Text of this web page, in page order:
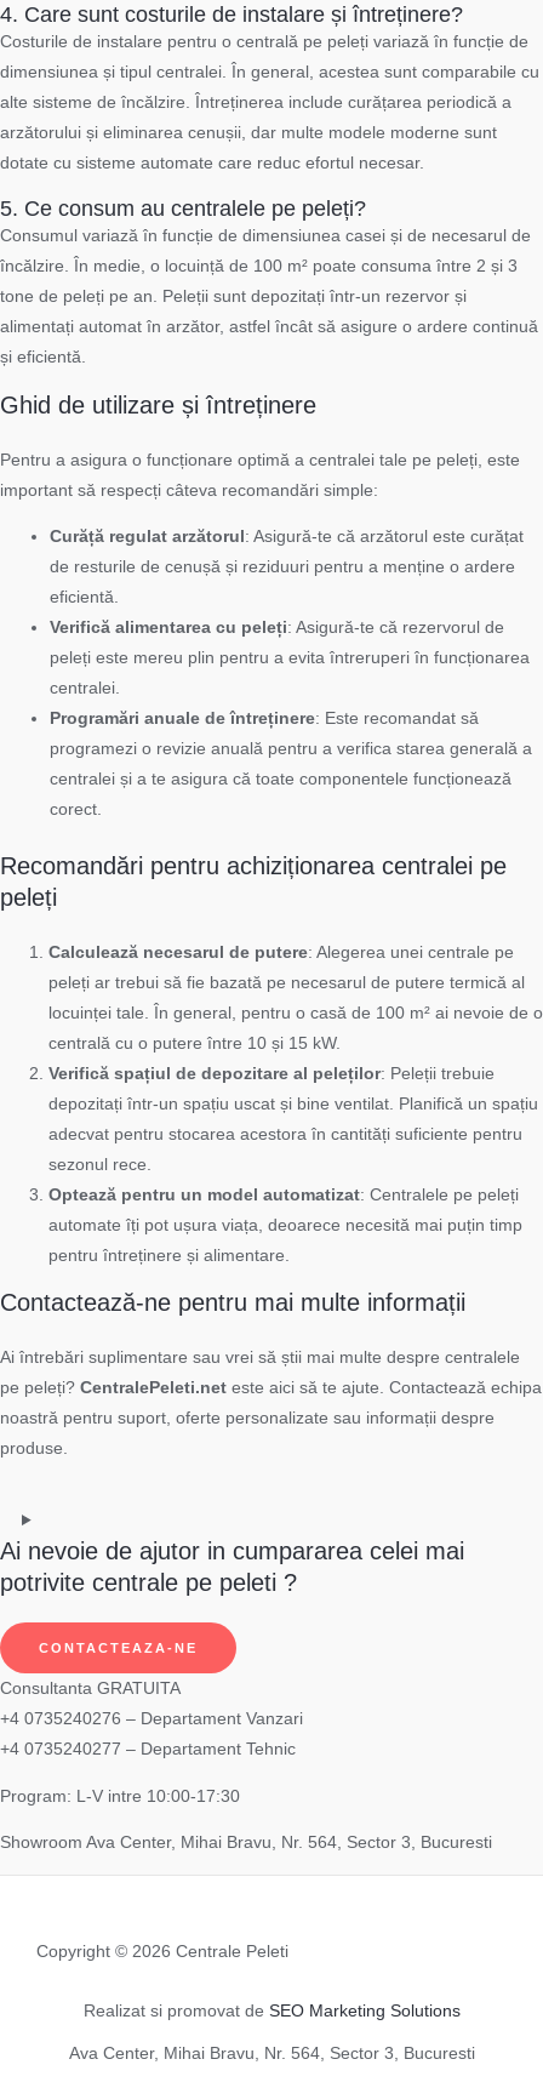
4. Care sunt costurile de instalare și întreținere?
Costurile de instalare pentru o centrală pe peleți variază în funcție de
dimensiunea și tipul centralei. În general, acestea sunt comparabile cu
alte sisteme de încălzire. Întreținerea include curățarea periodică a
arzătorului și eliminarea cenușii, dar multe modele moderne sunt
dotate cu sisteme automate care reduc efortul necesar.
5. Ce consum au centralele pe peleți?
Consumul variază în funcție de dimensiunea casei și de necesarul de
încălzire. În medie, o locuință de 100 m² poate consuma între 2 și 3
tone de peleți pe an. Peleții sunt depozitați într-un rezervor și
alimentați automat în arzător, astfel încât să asigure o ardere continuă
și eficientă.
Ghid de utilizare și întreținere
Pentru a asigura o funcționare optimă a centralei tale pe peleți, este
important să respecți câteva recomandări simple:
Curăță regulat arzătorul : Asigură-te că arzătorul este curățat
de resturile de cenușă și reziduuri pentru a menține o ardere
eficientă.
Verifică alimentarea cu peleți: Asigură-te că rezervorul de
peleți este mereu plin pentru a evita întreruperi în funcționarea
centralei.
Programări anuale de întreținere: Este recomandat să
programezi o revizie anuală pentru a verifica starea generală a
centralei și a te asigura că toate componentele funcționează
corect.
Recomandări pentru achiziționarea centralei pe
peleți
Calculează necesarul de putere: Alegerea unei centrale pe
peleți ar trebui să fie bazată pe necesarul de putere termică al
locuinței tale. În general, pentru o casă de 100 m² ai nevoie de o
centrală cu o putere între 10 și 15 kW.
Verifică spațiul de depozitare al peleților: Peleții trebuie
depozitați într-un spațiu uscat și bine ventilat. Planifică un spațiu
adecvat pentru stocarea acestora în cantități suficiente pentru
sezonul rece.
Optează pentru un model automatizat: Centralele pe peleți
automate îți pot ușura viața, deoarece necesită mai puțin timp
pentru întreținere și alimentare.
Contactează-ne pentru mai multe informații
Ai întrebări suplimentare sau vrei să știi mai multe despre centralele
pe peleți? CentralePeleti.net este aici să te ajute. Contactează echipa
noastră pentru suport, oferte personalizate sau informații despre
produse.
Ai nevoie de ajutor in cumpararea celei mai
potrivite centrale pe peleti ?
CONTACTEAZA-NE
Consultanta GRATUITA
+4 0735240276 – Departament Vanzari
+4 0735240277 – Departament Tehnic
Program: L-V intre 10:00-17:30
Showroom Ava Center, Mihai Bravu, Nr. 564, Sector 3, Bucuresti
Copyright © 2026 Centrale Peleti
Realizat si promovat de SEO Marketing Solutions
Ava Center, Mihai Bravu, Nr. 564, Sector 3, Bucuresti